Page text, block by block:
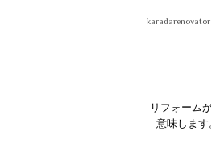
リフォーム
意味しま